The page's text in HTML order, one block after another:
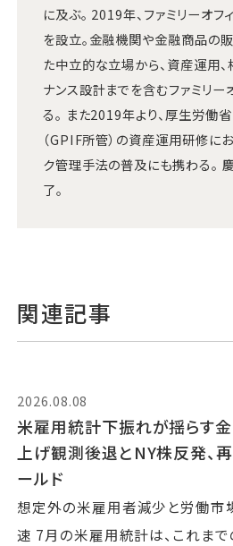
に及ぶ。 2019年、ファミリーオフ
を設立。金融機関や金融商品の
た中立的な立場から、資産運用、
ナンス設計までを含むファミリー
る。 また2019年より、厚生労働
（GPIF所管）の資産運用研修に
ク管理手法の普及にも携わる。
了。
関連記事
2026.08.08
米雇用統計下振れが揺らす
上げ観測後退とNY株反発、
ールド
想定外の米雇用者減少と労働市
速 7月の米雇用統計は、これまで